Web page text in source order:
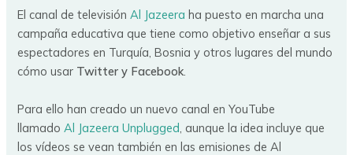
El canal de televisiónAl Jazeera ha puesto en marcha una
campaña educativa que tiene como objetivo enseñar a sus
espectadores en Turquía, Bosnia y otros lugares del mundo
cómo usar Twitter y Facebook.
Para ello han creado un nuevo canal en YouTube
llamadoAl Jazeera Unplugged , aunque la idea incluye que
los vídeos se vean también en las emisiones de Al